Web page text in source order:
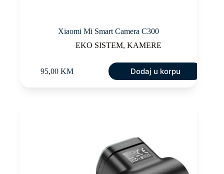
Xiaomi Mi Smart Camera C300
EKO SISTEM,KAMERE
95,00 KM Dodaj u korpu